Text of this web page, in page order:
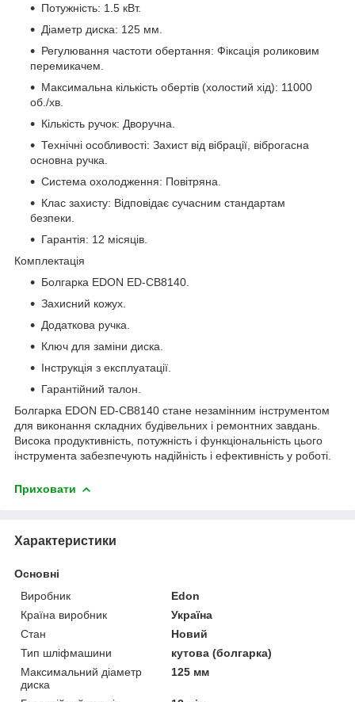
Потужність: 1.5 кВт.
Діаметр диска: 125 мм.
Регулювання частоти обертання: Фіксація роликовим
перемикачем.
Максимальна кількість обертів (холостий хід): 11000
об./хв.
Кількість ручок: Дворучна.
Технічні особливості: Захист від вібрації, віброгасна
основна ручка.
Система охолодження: Повітряна.
Клас захисту: Відповідає сучасним стандартам
безпеки.
Гарантія: 12 місяців.
Комплектація
Болгарка EDON ED-CB8140.
Захисний кожух.
Додаткова ручка.
Ключ для заміни диска.
Інструкція з експлуатації.
Гарантійний талон.
Болгарка EDON ED-CB8140 стане незамінним інструментом
для виконання складних будівельних і ремонтних завдань.
Висока продуктивність, потужність і функціональність цього
інструмента забезпечують надійність і ефективність у роботі.
Приховати
Характеристики
Основні
Виробник
Edon
Країна виробник
Україна
Стан
Новий
Тип шліфмашини
кутова (болгарка)
Максимальний діаметр
диска
125 мм